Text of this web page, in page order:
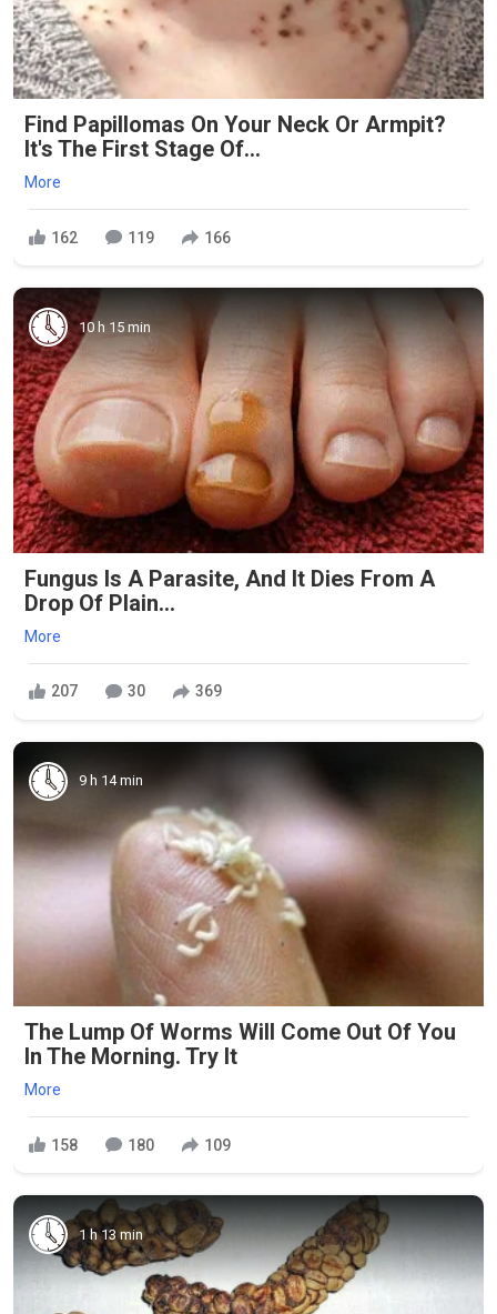
Find Papillomas On Your Neck Or Armpit?
It's The First Stage Of...
More
162 119 166
10 h 15 min
Fungus Is A Parasite, And It Dies From A
Drop Of Plain...
More
207 30 369
9 h 14 min
The Lump Of Worms Will Come Out Of You
In The Morning. Try It
More
158 180 109
1 h 13 min